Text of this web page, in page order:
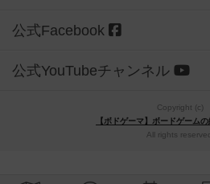
公式Facebook
公式YouTubeチャンネル
Copyright (c)
【ボドゲーマ】ボードゲーム
All rights